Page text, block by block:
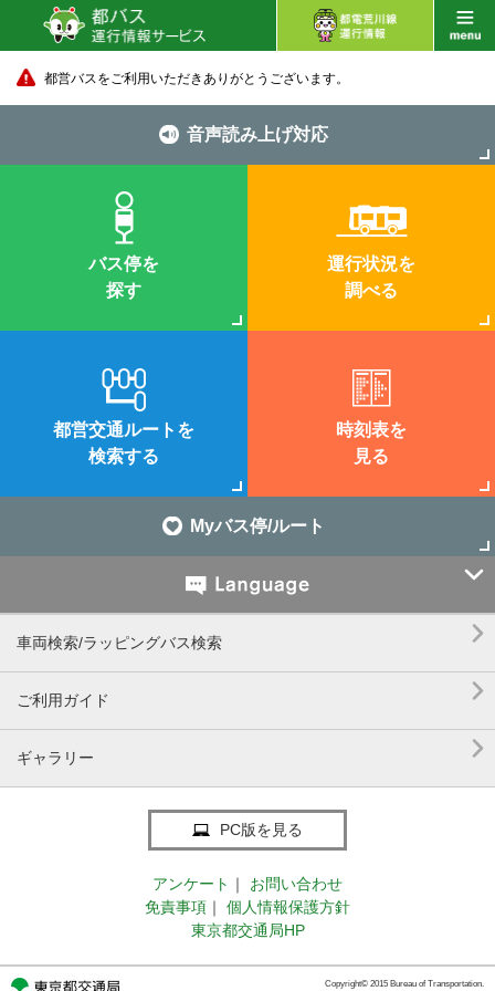
都営バスをご利用いただきありがとうございます。
音声読み上げ対応
バス停を
探す
運行状況を
調べる
都営交通ルートを
検索する
時刻表を
見る
Myバス停/ルート

車両検索/ラッピングバス検索 
ご利用ガイド 
ギャラリー 
PC版を見る
アンケート ｜
お問い合わせ
免責事項 ｜
個人情報保護方針
東京都交通局HP
Copyright© 2015 Bureau of Transportation.